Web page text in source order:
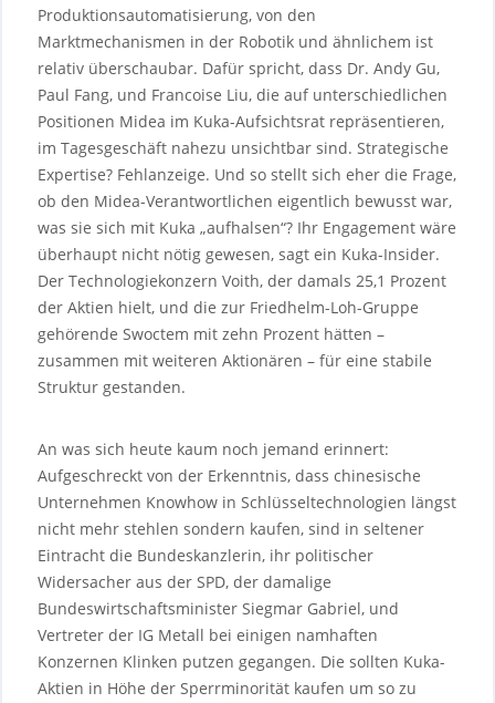
Produktionsautomatisierung, von den
Marktmechanismen in der Robotik und ähnlichem ist
relativ überschaubar. Dafür spricht, dass Dr. Andy Gu,
Paul Fang, und Francoise Liu, die auf unterschiedlichen
Positionen Midea im Kuka-Aufsichtsrat repräsentieren,
im Tagesgeschäft nahezu unsichtbar sind. Strategische
Expertise? Fehlanzeige. Und so stellt sich eher die Frage,
ob den Midea-Verantwortlichen eigentlich bewusst war,
was sie sich mit Kuka „aufhalsen“? Ihr Engagement wäre
überhaupt nicht nötig gewesen, sagt ein Kuka-Insider.
Der Technologiekonzern Voith, der damals 25,1 Prozent
der Aktien hielt, und die zur Friedhelm-Loh-Gruppe
gehörende Swoctem mit zehn Prozent hätten –
zusammen mit weiteren Aktionären – für eine stabile
Struktur gestanden.
An was sich heute kaum noch jemand erinnert:
Aufgeschreckt von der Erkenntnis, dass chinesische
Unternehmen Knowhow in Schlüsseltechnologien längst
nicht mehr stehlen sondern kaufen, sind in seltener
Eintracht die Bundeskanzlerin, ihr politischer
Widersacher aus der SPD, der damalige
Bundeswirtschaftsminister Siegmar Gabriel, und
Vertreter der IG Metall bei einigen namhaften
Konzernen Klinken putzen gegangen. Die sollten Kuka-
Aktien in Höhe der Sperrminorität kaufen um so zu